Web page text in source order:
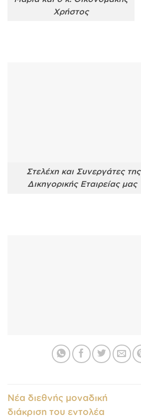
Χρήστος
Στελέχη και Συνεργάτες της
Δικηγορικής Εταιρείας μας
Νέα διεθνής μοναδική
διάκριση του εντολέα